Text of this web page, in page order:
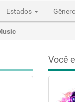
Estados
Você